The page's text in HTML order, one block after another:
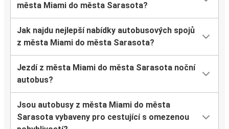
města Miami do města Sarasota?
Jak najdu nejlepší nabídky autobusových spojů
z města Miami do města Sarasota?
Jezdí z města Miami do města Sarasota noční
autobus?
Jsou autobusy z města Miami do města
Sarasota vybaveny pro cestující s omezenou